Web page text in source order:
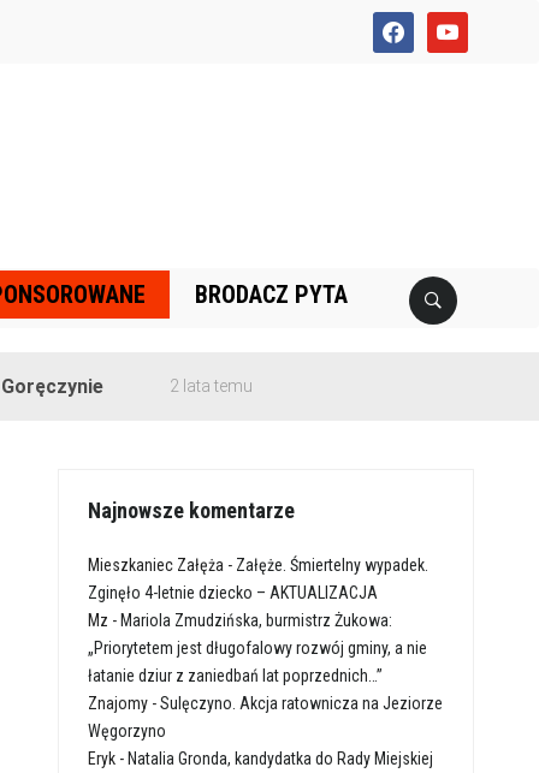
facebookyoutube
BRODACZ PYTA
2 lata temu
Najnowsze komentarze
Mieszkaniec Załęża - Załęże. Śmiertelny wypadek.
Zginęło 4-letnie dziecko – AKTUALIZACJA
Mz - Mariola Zmudzińska, burmistrz Żukowa:
„Priorytetem jest długofalowy rozwój gminy, a nie
łatanie dziur z zaniedbań lat poprzednich…”
Znajomy -Sulęczyno. Akcja ratownicza na Jeziorze
Węgorzyno
Eryk - Natalia Gronda, kandydatka do Rady Miejskiej